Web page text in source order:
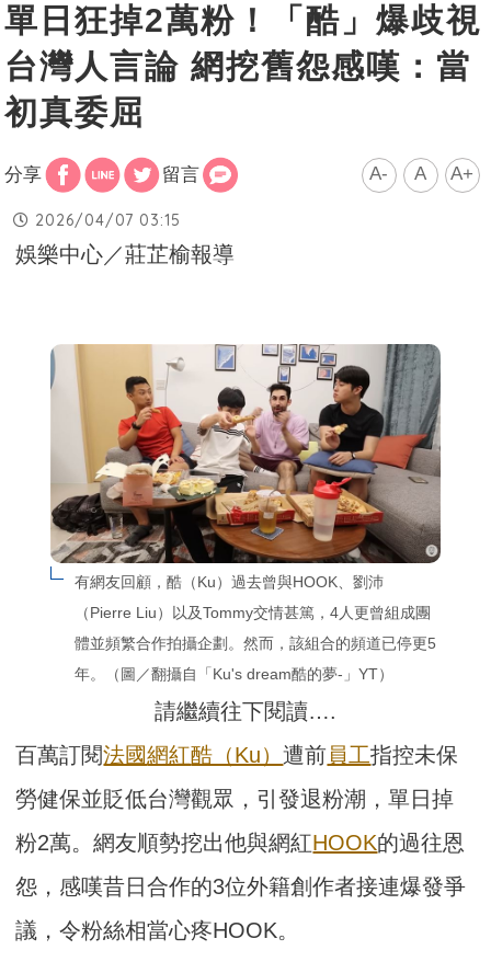
單日狂掉2萬粉！「酷」爆歧視
台灣人言論 網挖舊怨感嘆：當
初真委屈
分享 留言 A- A A+
2026/04/07 03:15
娛樂中心／莊芷榆報導
有網友回顧，酷（Ku）過去曾與HOOK、劉沛
（Pierre Liu）以及Tommy交情甚篤，4人更曾組成團
體並頻繁合作拍攝企劃。然而，該組合的頻道已停更5
年。（圖／翻攝自「Ku's dream酷的夢-」YT）
請繼續往下閱讀….
百萬訂閱法國網紅酷（Ku）遭前員工指控未保
勞健保並貶低台灣觀眾，引發退粉潮，單日掉
粉2萬。網友順勢挖出他與網紅HOOK的過往恩
怨，感嘆昔日合作的3位外籍創作者接連爆發爭
議，令粉絲相當心疼HOOK。